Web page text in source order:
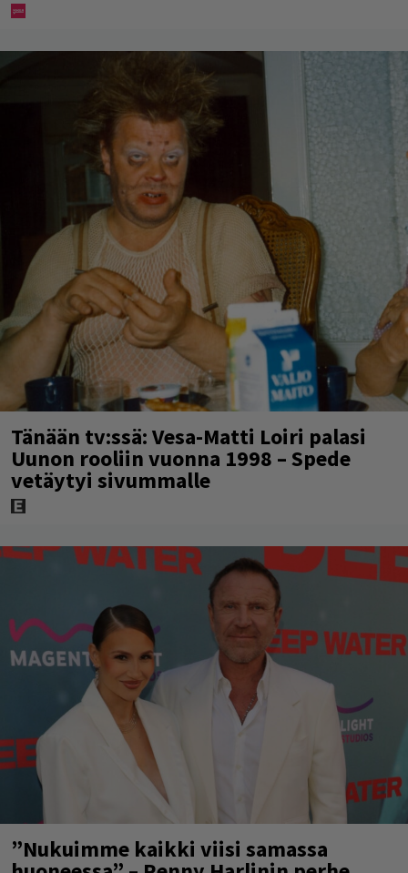
Tänään tv:ssä: Vesa-Matti Loiri palasi
Uunon rooliin vuonna 1998 – Spede
vetäytyi sivummalle
”Nukuimme kaikki viisi samassa